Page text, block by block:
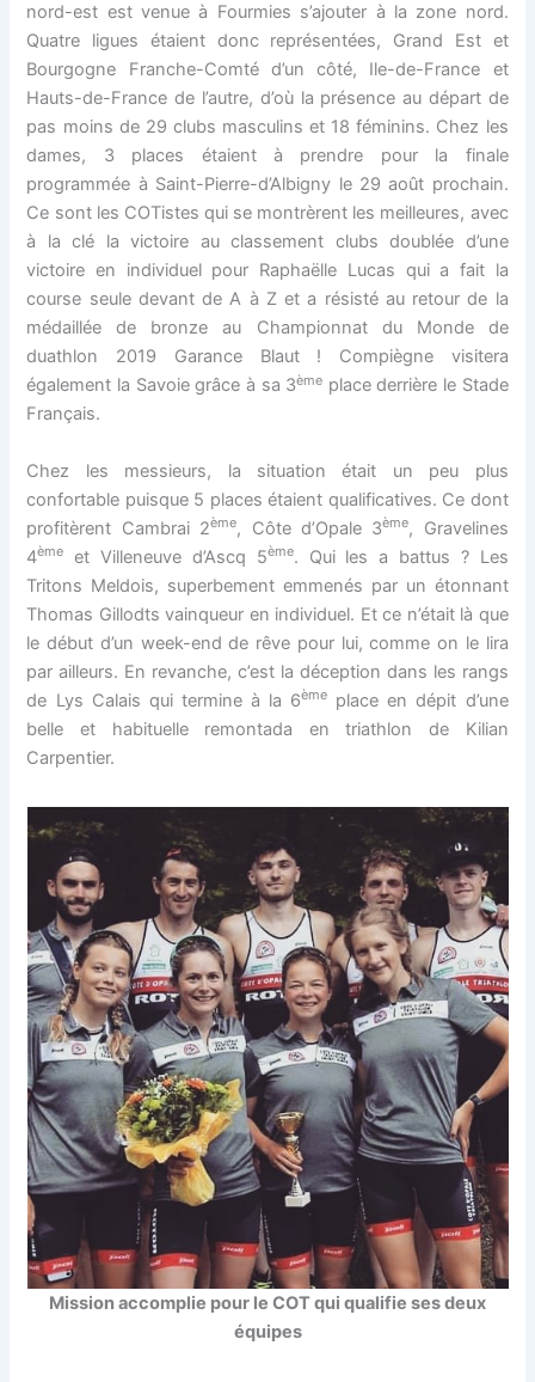
nord-est est venue à Fourmies s’ajouter à la zone nord.
Quatre ligues étaient donc représentées, Grand Est et
Bourgogne Franche-Comté d’un côté, Ile-de-France et
Hauts-de-France de l’autre, d’où la présence au départ de
pas moins de 29 clubs masculins et 18 féminins. Chez les
dames, 3 places étaient à prendre pour la finale
programmée à Saint-Pierre-d’Albigny le 29 août prochain.
Ce sont les COTistes qui se montrèrent les meilleures, avec
à la clé la victoire au classement clubs doublée d’une
victoire en individuel pour Raphaëlle Lucas qui a fait la
course seule devant de A à Z et a résisté au retour de la
médaillée de bronze au Championnat du Monde de
duathlon 2019 Garance Blaut ! Compiègne visitera
également la Savoie grâce à sa 3ème place derrière le Stade
Français.
Chez les messieurs, la situation était un peu plus
confortable puisque 5 places étaient qualificatives. Ce dont
profitèrent Cambrai 2ème, Côte d’Opale 3ème, Gravelines
4ème et Villeneuve d’Ascq 5ème. Qui les a battus ? Les
Tritons Meldois, superbement emmenés par un étonnant
Thomas Gillodts vainqueur en individuel. Et ce n’était là que
le début d’un week-end de rêve pour lui, comme on le lira
par ailleurs. En revanche, c’est la déception dans les rangs
de Lys Calais qui termine à la 6ème place en dépit d’une
belle et habituelle remontada en triathlon de Kilian
Carpentier.
Mission accomplie pour le COT qui qualifie ses deux
équipes